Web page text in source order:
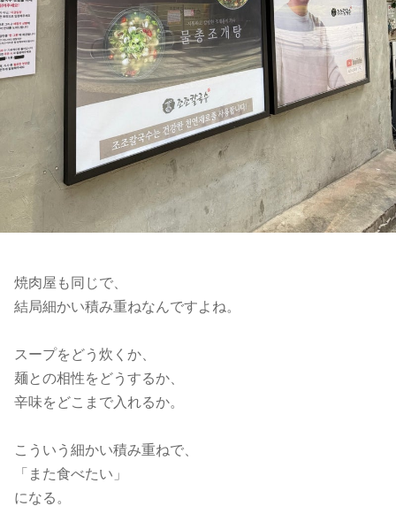
焼肉屋も同じで、
結局細かい積み重ねなんですよね。
スープをどう炊くか、
麺との相性をどうするか、
辛味をどこまで入れるか。
こういう細かい積み重ねで、
「また食べたい」
になる。